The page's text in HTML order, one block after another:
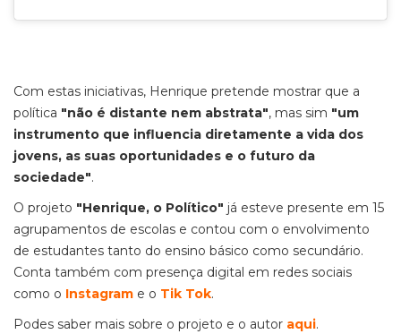
Com estas iniciativas, Henrique pretende mostrar que a
política "não é distante nem abstrata", mas sim "um
instrumento que influencia diretamente a vida dos
jovens, as suas oportunidades e o futuro da
sociedade".
O projeto "Henrique, o Político" já esteve presente em 15
agrupamentos de escolas e contou com o envolvimento
de estudantes tanto do ensino básico como secundário.
Conta também com presença digital em redes sociais
como o Instagram e o Tik Tok.
Podes saber mais sobre o projeto e o autor aqui.